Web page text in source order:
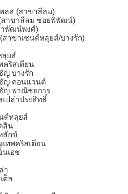
พลส (สาขาสีลม)
(สาขาสีลม ซอยพิพัฒน์)
พัฒน์พงศ์)
สาขาเซนต์หลุยส์/บางรัก)
ลุยส์
คริสเตียน
ญ บางรัก
ญ คอนแวนต์
ญ พาณิชยการ
เปล่าประสิทธิ์
ต์หลุยส์
สิน
สักข์
เทพคริสเตียน
นเอช
า
ต็ล